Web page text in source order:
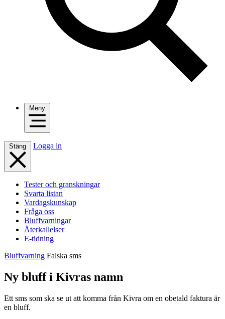
Meny
Stäng Logga in
Tester och granskningar
Svarta listan
Vardagskunskap
Fråga oss
Bluffvarningar
Återkallelser
E-tidning
Bluffvarning Falska sms
Ny bluff i Kivras namn
Ett sms som ska se ut att komma från Kivra om en obetald faktura är
en bluff.